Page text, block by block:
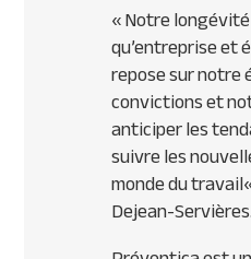
«Notre
qu’entreprise et
repose sur notre
convictions et
anticiper les
suivre les
monde du travail
Dejean-Servières.